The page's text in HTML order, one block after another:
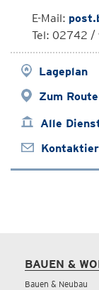
E-Mail:
Tel: 02742 /
Lageplan
Zum
Alle
BAUEN &
Bauen & Neubau